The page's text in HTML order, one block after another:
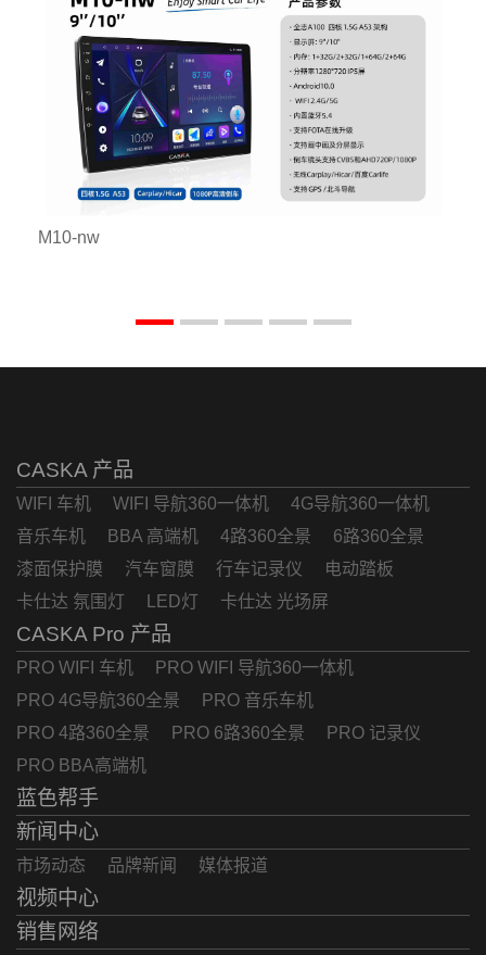
M10-nw
CASKA 产品
WIFI 车机 WIFI 导航360一体机
4G导航360一体机
音乐车机
BBA 高端机 4路360全景
6路360全景
漆面保护膜
汽车窗膜 行车记录仪
电动踏板
卡仕达 氛围灯
LED灯 卡仕达 光场屏
CASKA Pro 产品
PRO WIFI 车机
PRO WIFI 导航360一体机
PRO 4G导航360全景
PRO 音乐车机
PRO 4路360全景
PRO 6路360全景
PRO 记录仪
PRO BBA高端机
蓝色帮手
新闻中心
市场动态 品牌新闻 媒体报道
视频中心
销售网络